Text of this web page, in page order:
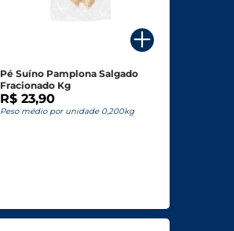
Pé Suíno Pamplona Salgado
Fracionado Kg
R$ 23,90
Peso médio por unidade 0,200kg